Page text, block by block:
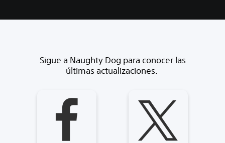
Sigue a Naughty Dog para conocer las
últimas actualizaciones.